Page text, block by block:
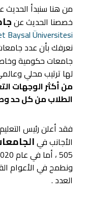
من هنا سنبدأ الحديث
خصصنا الحديث عن
Baysal Üniversitesi
جامعات حكومية
لها ترتيب محلي
من أكثر الوجهات
الطلاب من كل حد
فقد أعلن رئيس
الأجانب في
ونطمح في الأعوام
العدد .